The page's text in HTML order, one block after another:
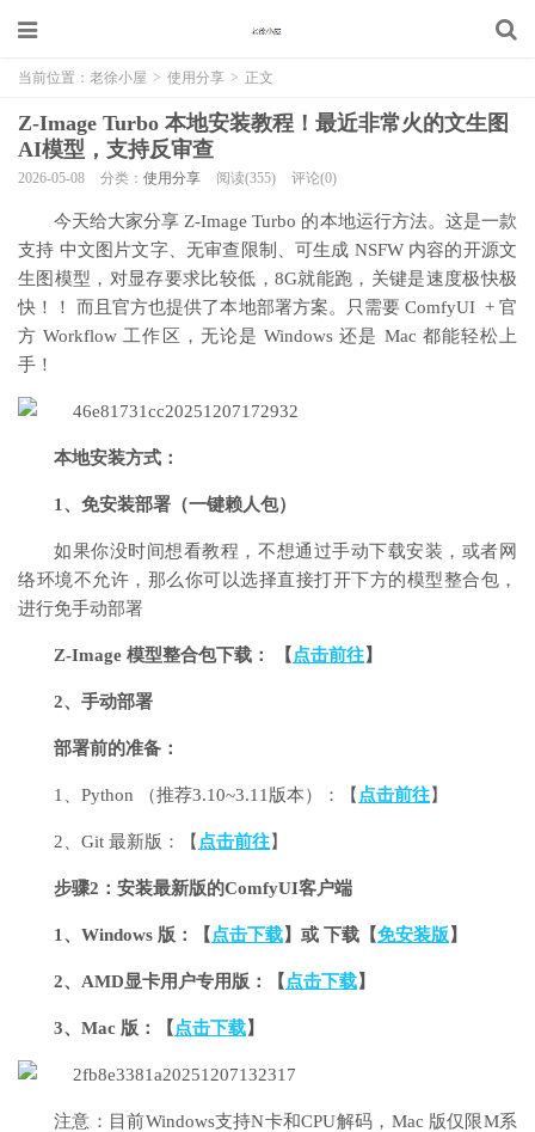
当前位置： 老徐小屋 > 使用分享 > 正文
Z-Image Turbo 本地安装教程！最近非常火的文生图
AI模型，支持反审查
2026-05-08 分类： 使用分享 阅读(355) 评论(0)
今天给大家分享 Z-Image Turbo 的本地运行方法。这是一款
支持 中文图片文字、无审查限制、可生成 NSFW 内容的开源文
生图模型，对显存要求比较低，8G就能跑，关键是速度极快极
快！！ 而且官方也提供了本地部署方案。只需要 ComfyUI + 官
方 Workflow 工作区，无论是 Windows 还是 Mac 都能轻松上
手！
本地安装方式：
1、免安装部署（一键赖人包）
如果你没时间想看教程，不想通过手动下载安装，或者网
络环境不允许，那么你可以选择直接打开下方的模型整合包，
进行免手动部署
Z-Image 模型整合包下载： 【 点击前往】
2、手动部署
部署前的准备：
1、Python （推荐3.10~3.11版本）：【 点击前往】
2、Git 最新版：【 点击前往】
步骤2：安装最新版的ComfyUI客户端
1、Windows 版：【 点击下载】或 下载【免安装版 】
2、AMD显卡用户专用版：【 点击下载】
3、Mac 版：【 点击下载】
注意：目前Windows支持N卡和CPU解码，Mac 版仅限M系